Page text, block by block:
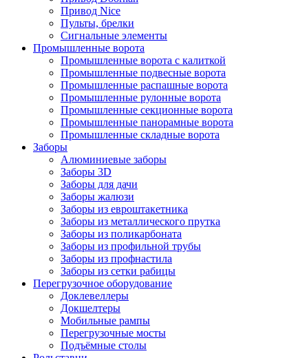
Привод Nice
Пульты, брелки
Сигнальные элементы
Промышленные ворота
Промышленные ворота с калиткой
Промышленные подвесные ворота
Промышленные распашные ворота
Промышленные рулонные ворота
Промышленные секционные ворота
Промышленные панорамные ворота
Промышленные складные ворота
Заборы
Алюминиевые заборы
Заборы 3D
Заборы для дачи
Заборы жалюзи
Заборы из евроштакетника
Заборы из металлического прутка
Заборы из поликарбоната
Заборы из профильной трубы
Заборы из профнастила
Заборы из сетки рабицы
Перегрузочное оборудование
Доклевеллеры
Докшелтеры
Мобильные рампы
Перегрузочные мосты
Подъёмные столы